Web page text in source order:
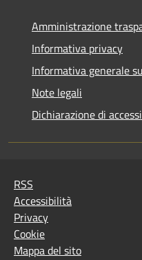
Amministrazione
Informativa privacy
Informativa generale
Note legali
Dichiarazione di
RSS
Accessibilità
Privacy
Cookie
Mappa del sito